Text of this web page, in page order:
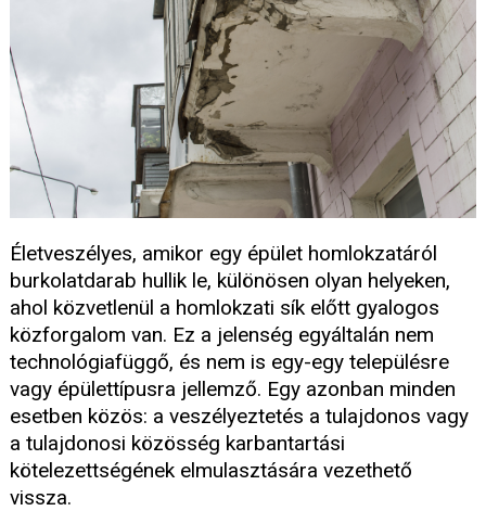
Életveszélyes, amikor egy épület homlokzatáról
burkolatdarab hullik le, különösen olyan helyeken,
ahol közvetlenül a homlokzati sík előtt gyalogos
közforgalom van. Ez a jelenség egyáltalán nem
technológiafüggő, és nem is egy-egy településre
vagy épülettípusra jellemző. Egy azonban minden
esetben közös: a veszélyeztetés a tulajdonos vagy
a tulajdonosi közösség karbantartási
kötelezettségének elmulasztására vezethető
vissza.